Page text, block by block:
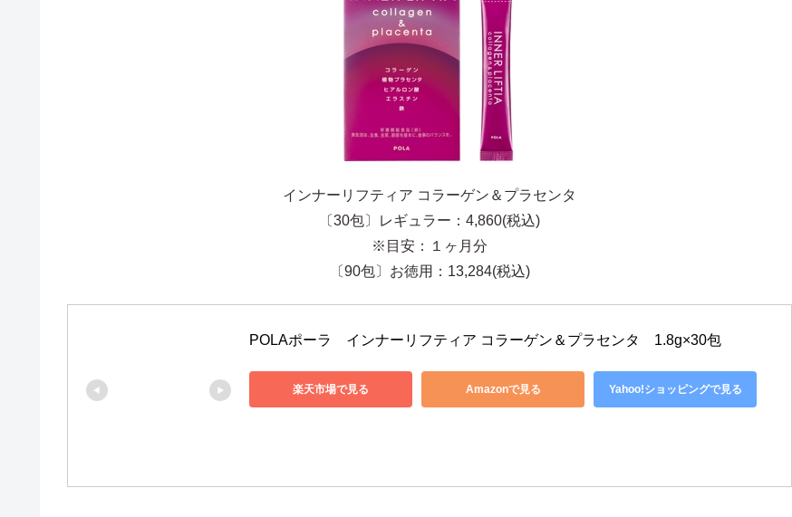
インナーリフティア コラーゲン＆プラセンタ
〔30包〕レギュラー：4,860(税込)
※目安：１ヶ月分
〔90包〕お徳用：13,284(税込)
POLAポーラ　インナーリフティア コラーゲン＆プラセンタ　1.8g×30包
楽天市場で見る Amazonで見る Yahoo!ショッピングで見る